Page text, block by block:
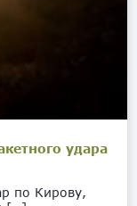
удара
по Кирову,